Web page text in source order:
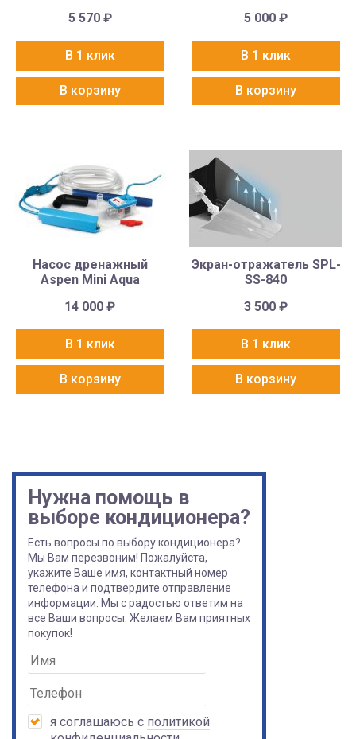
5 570 ₽
В 1 клик
В корзину
5 000₽
В 1 клик
В корзину
Насос дренажный
Aspen Mini Aqua
14 000₽
В 1 клик
В корзину
Экран-отражатель SPL-
SS-840
3 500₽
В 1 клик
В корзину
Нужна помощь в
выборе кондиционера?
Есть вопросы по выбору кондиционера?
Мы Вам перезвоним! Пожалуйста,
укажите Ваше имя, контактный номер
телефона и подтвердите отправление
информации. Мы с радостью ответим на
все Ваши вопросы. Желаем Вам приятных
покупок!
я соглашаюсь с политикой